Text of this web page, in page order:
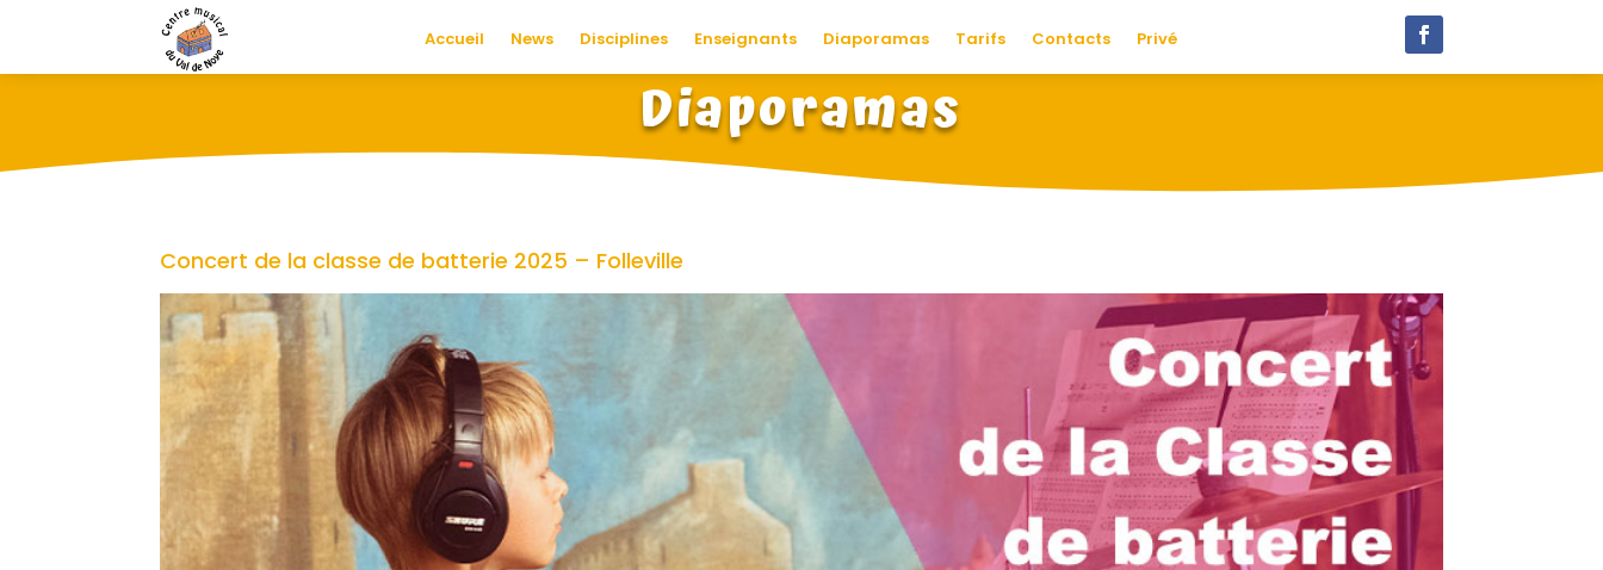
Accueil News Disciplines Enseignants Diaporamas Tarifs Contacts Privé
Diaporamas
Concert de la classe de batterie 2025 – Folleville